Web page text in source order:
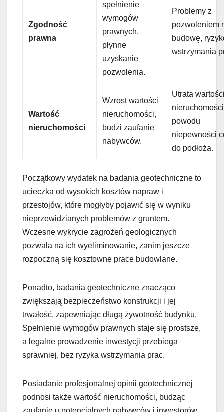
Zgodność
prawna
spełnienie
wymogów
prawnych,
płynne
uzyskanie
pozwolenia.
Problemy z
pozwoleniem
budowę,
wstrzymania
Wartość
nieruchomości
Wzrost wartości
nieruchomości,
budzi zaufanie
nabywców.
Utrata
powodu
niepewności
do podłoża.
Początkowy wydatek na badania geotechniczne to
ucieczka od wysokich kosztów napraw i
przestojów, które mogłyby pojawić się w wyniku
nieprzewidzianych problemów z gruntem.
Wczesne wykrycie zagrożeń geologicznych
pozwala na ich wyeliminowanie, zanim jeszcze
rozpoczną się kosztowne prace budowlane.
Ponadto, badania geotechniczne znacząco
zwiększają bezpieczeństwo konstrukcji i jej
trwałość, zapewniając długą żywotność budynku.
Spełnienie wymogów prawnych staje się prostsze,
a legalne prowadzenie inwestycji przebiega
sprawniej, bez ryzyka wstrzymania prac.
Posiadanie profesjonalnej opinii geotechnicznej
podnosi także wartość nieruchomości, budząc